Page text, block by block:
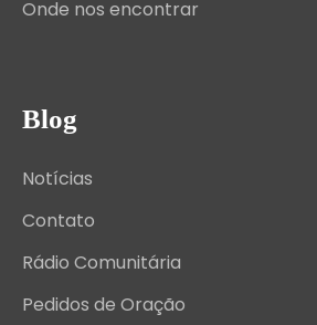
Onde nos encontrar
Blog
Notícias
Contato
Rádio Comunitária
Pedidos de Oração